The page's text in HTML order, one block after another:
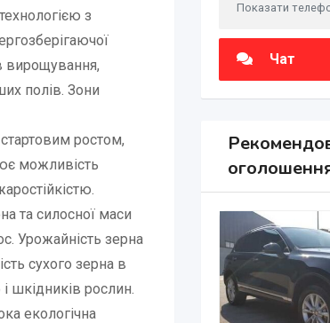
з
вирощування,
полів. Зони
ростом,
можливість
та силосної маси
Урожайність зерна
сухого зерна в
шкідників рослин.
екологічна
Показати
Чат